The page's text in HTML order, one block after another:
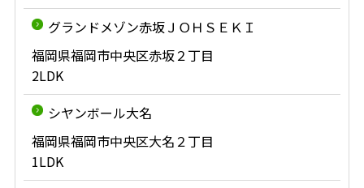
グランドメゾン赤坂ＪＯＨＳＥＫＩ
福岡県福岡市中央区赤坂２丁目
2LDK
シヤンボール大名
福岡県福岡市中央区大名２丁目
1LDK